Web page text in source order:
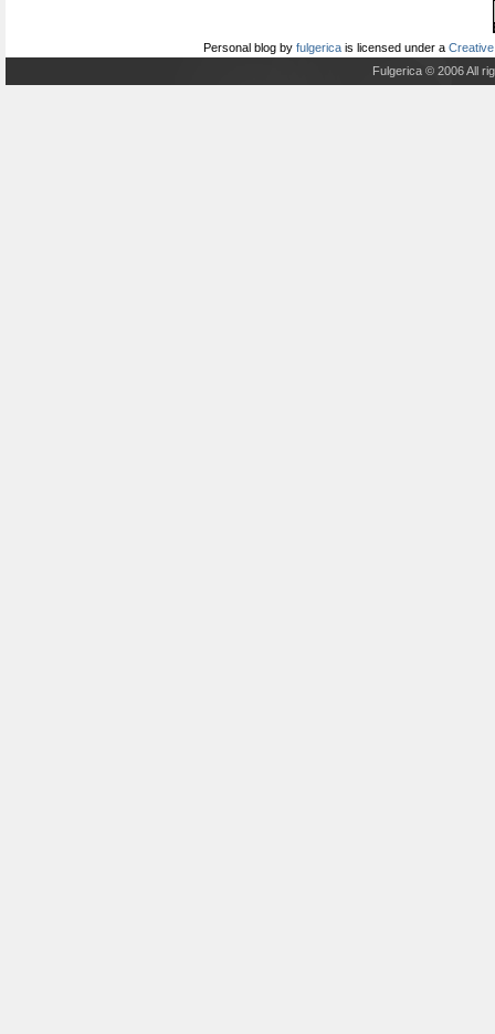
Personal blog by fulgerica is licensed under a
Fulgerica © 2006 All